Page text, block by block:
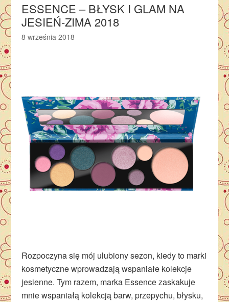
ESSENCE – BŁYSK I GLAM NA
JESIEŃ-ZIMA 2018
8 września 2018
Rozpoczyna się mój ulubiony sezon, kiedy to marki
kosmetyczne wprowadzają wspaniałe kolekcje
jesienne. Tym razem, marka Essence zaskakuje
mnie wspaniałą kolekcją barw, przepychu, błysku,